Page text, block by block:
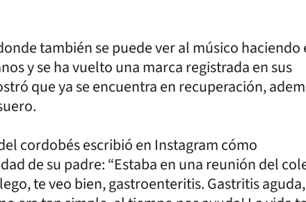
también se puede ver al músico haciendo
y se ha vuelto una marca registrada en sus
que ya se encuentra en recuperación,
cordobés escribió en Instagram cómo
de su padre: “Estaba en una reunión del
te veo bien, gastroenteritis. Gastritis aguda,